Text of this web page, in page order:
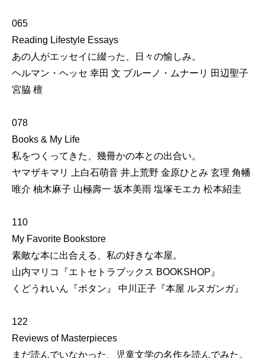
065
Reading Lifestyle Essays
あの人がエッセイに綴った、日々の愉しみ。
ヘルマン・ヘッセ 幸田 文 ブルーノ・ムナーリ 田辺聖子
宮脇 檀
078
Books & My Life
私をつくってきた、幾冊かの本との出合い。
ヤマザキマリ 上白石萌音 井上荒野 金原ひとみ 玄理 角幡
唯介 柚木麻子 山極壽一 坂本美雨 塩塚モエカ 松本紹圭
110
My Favorite Bookstore
素敵な本に出合える、私の好きな本屋。
山内マリコ『エトセトラブックス BOOKSHOP』
くどうれいん『ボタン』 中川正子『本屋 ルヌガンガ』
122
Reviews of Masterpieces
まだ読んでいなかった、児童文学の名作を読んでみた。